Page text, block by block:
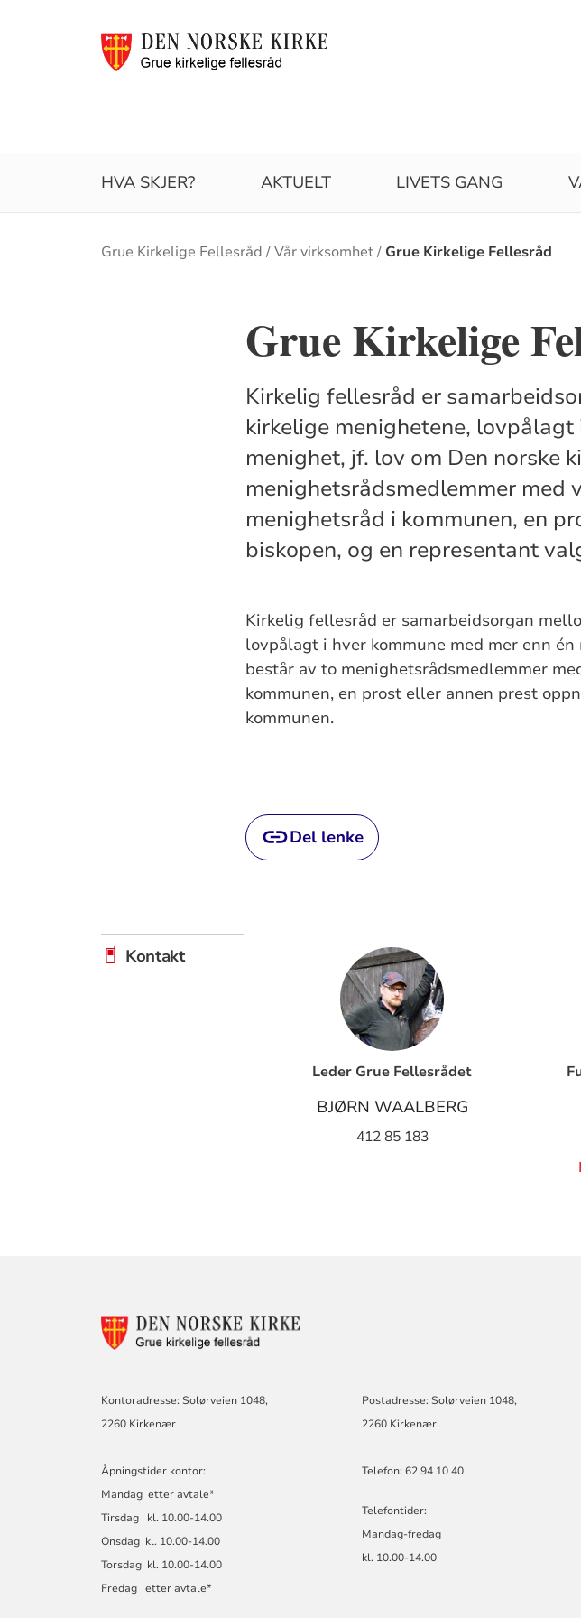
HVA SKJER? AKTUELT LIVETS GANG
Brødsmulesti
Grue Kirkelige Fellesråd Vår virksomhet Grue Kirkelige Fellesråd
Grue Kirkelige
Kirkelig fellesråd er
kirkelige menighetene, lovpålagt
menighet, jf. lov om Den norske
menighetsrådsmedlemmer med
menighetsråd i kommunen, en
biskopen, og en representant
Kirkelig fellesråd er samarbeidsorgan
lovpålagt i hver kommune med mer enn
består av to menighetsrådsmedlemmer
kommunen, en prost eller annen prest
kommunen.
Del lenke
Kontakt
Leder Grue Fellesrådet
BJØRN WAALBERG
412 85 183
KONTAKTINFORMASJON
FELLESRÅD
Kontoradresse: Solørveien 1048,
2260 Kirkenær
Åpningstider kontor:
Mandag etter avtale*
Tirsdag kl. 10.00-14.00
Onsdag kl. 10.00-14.00
Torsdag kl. 10.00-14.00
Fredag etter avtale*
Postadresse: Solørveien 1048,
2260 Kirkenær
Telefon: 62 94 10 40
Telefontider:
Mandag-fredag
kl. 10.00-14.00